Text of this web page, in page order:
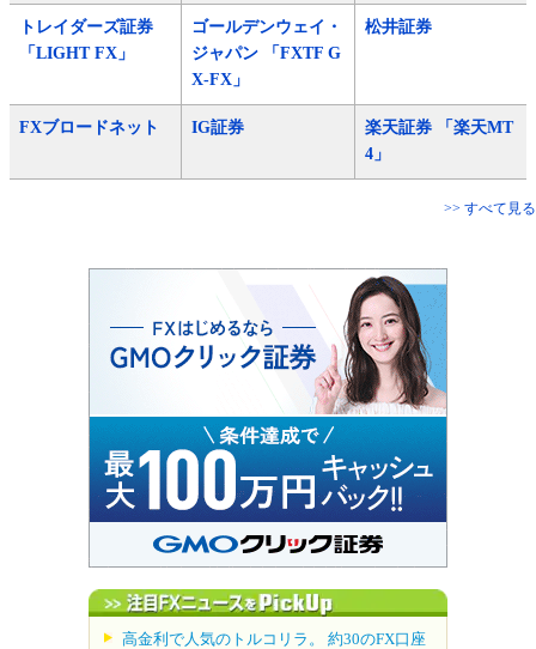
トレイダーズ証券
「LIGHT FX」
ゴールデンウェイ・
ジャパン 「FXTF G
X-FX」
松井証券
FXブロードネット IG証券
楽天証券 「楽天MT
4」
>> すべて見る
高金利で人気のトルコリラ。 約30のFX口座